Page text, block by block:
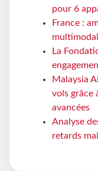
pour 6
France :
La
Malaysia
vols grâce
avancées
Analyse
retards